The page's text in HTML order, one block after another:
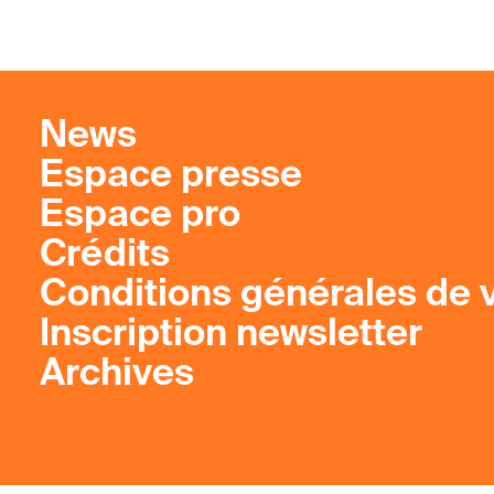
News
Espace presse
Espace pro
Crédits
Conditions générales de
Inscription newsletter
Archives